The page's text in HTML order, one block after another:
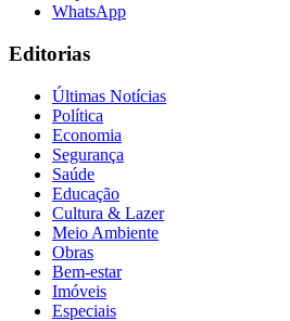
WhatsApp
Editorias
Últimas Notícias
Política
Economia
Segurança
Saúde
Educação
Cultura & Lazer
Meio Ambiente
Obras
Bem-estar
Imóveis
Especiais